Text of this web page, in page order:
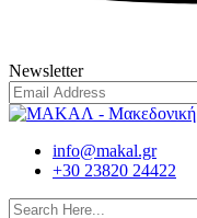
Newsletter
info@makal.gr
+30 23820 24422